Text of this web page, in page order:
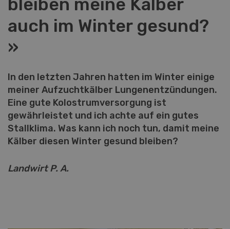
bleiben meine Kälber
auch im Winter gesund?
»
In den letzten Jahren hatten im Winter einige
meiner Aufzuchtkälber Lungenentzündungen.
Eine gute Kolostrumversorgung ist
gewährleistet und ich achte auf ein gutes
Stallklima. Was kann ich noch tun, damit meine
Kälber diesen Winter gesund bleiben?
Landwirt P. A.